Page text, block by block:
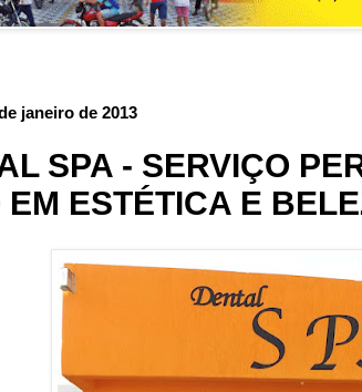
janeiro de 2013
SPA - SERVIÇO
EM ESTÉTICA E